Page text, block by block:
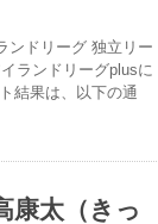
ンドリーグ 独立リー
ランドリーグplusに
結果は、以下の通
康太（きっ